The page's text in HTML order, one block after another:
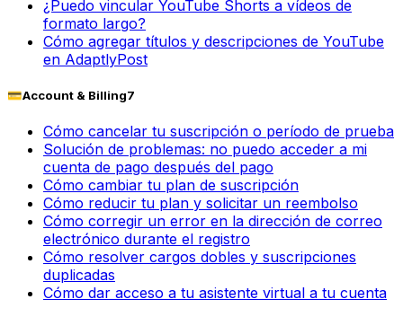
¿Puedo vincular YouTube Shorts a vídeos de
formato largo?
Cómo agregar títulos y descripciones de YouTube
en AdaptlyPost
💳Account & Billing7
Cómo cancelar tu suscripción o período de prueba
Solución de problemas: no puedo acceder a mi
cuenta de pago después del pago
Cómo cambiar tu plan de suscripción
Cómo reducir tu plan y solicitar un reembolso
Cómo corregir un error en la dirección de correo
electrónico durante el registro
Cómo resolver cargos dobles y suscripciones
duplicadas
Cómo dar acceso a tu asistente virtual a tu cuenta